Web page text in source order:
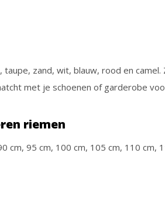
zand, wit, blauw, rood en
met je schoenen of garderobe
riemen
cm, 95 cm, 100 cm, 105 cm, 110